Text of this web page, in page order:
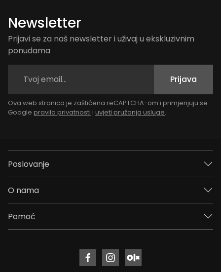
Newsletter
Prijavi se za naš newsletter i uživaj u ekskluzivnim
ponudama
Prijava
Ova web stranica je zaštićena reCAPTCHA-om i primjenjuju se
Google pravila privatnosti i uvjeti pružanja usluge.
Poslovanje
O nama
Pomoć